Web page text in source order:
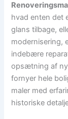
hvad enten det
glans tilbage,
modernisering,
indebære
opsætning af
fornyer hele
maler med
historiske